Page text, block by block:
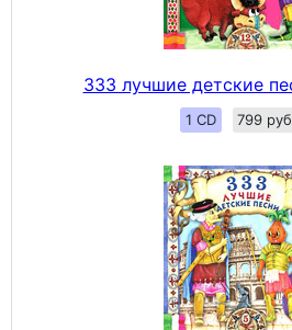
333 лучшие детские
1 CD 799